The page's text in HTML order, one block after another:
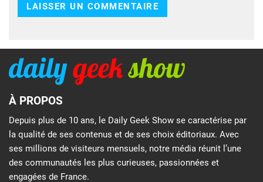
À PROPOS
Depuis plus de 10 ans, le Daily Geek Show se caractérise par
la qualité de ses contenus et de ses choix éditoriaux. Avec
ses millions de visiteurs mensuels, notre média réunit l’une
des communautés les plus curieuses, passionnées et
engagées de France.